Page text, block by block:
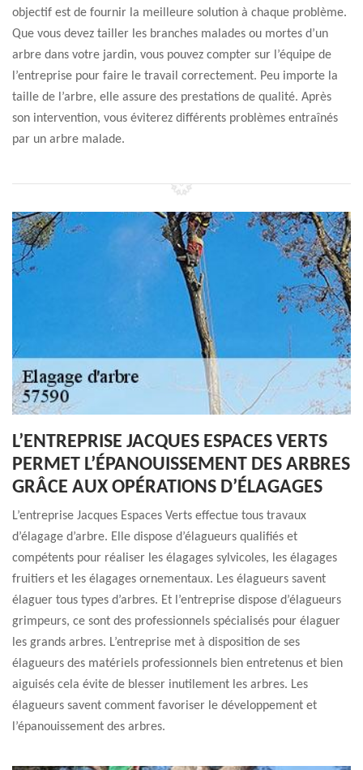
objectif est de fournir la meilleure solution à chaque problème.
Que vous devez tailler les branches malades ou mortes d’un
arbre dans votre jardin, vous pouvez compter sur l’équipe de
l’entreprise pour faire le travail correctement. Peu importe la
taille de l’arbre, elle assure des prestations de qualité. Après
son intervention, vous éviterez différents problèmes entraînés
par un arbre malade.
L’ENTREPRISE JACQUES ESPACES VERTS
PERMET L’ÉPANOUISSEMENT DES ARBRES
GRÂCE AUX OPÉRATIONS D’ÉLAGAGES
L’entreprise Jacques Espaces Verts effectue tous travaux
d’élagage d’arbre. Elle dispose d’élagueurs qualifiés et
compétents pour réaliser les élagages sylvicoles, les élagages
fruitiers et les élagages ornementaux. Les élagueurs savent
élaguer tous types d’arbres. Et l’entreprise dispose d’élagueurs
grimpeurs, ce sont des professionnels spécialisés pour élaguer
les grands arbres. L’entreprise met à disposition de ses
élagueurs des matériels professionnels bien entretenus et bien
aiguisés cela évite de blesser inutilement les arbres. Les
élagueurs savent comment favoriser le développement et
l’épanouissement des arbres.